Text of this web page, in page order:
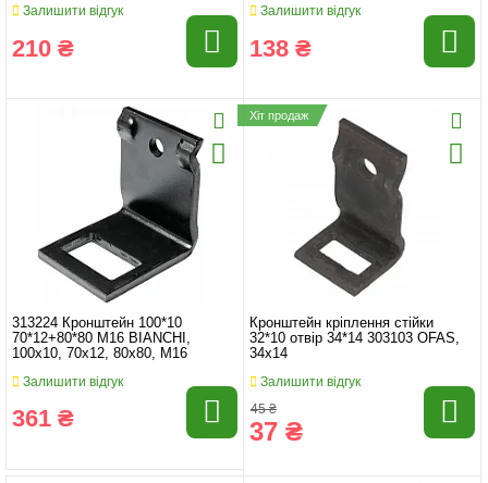
Залишити відгук
210 ₴
Залишити відгук
138 ₴
313224 Кронштейн 100*10
70*12+80*80 M16 BIANCHI,
100x10, 70x12, 80x80, M16
Залишити відгук
361 ₴
Хіт продаж
Кронштейн кріплення стійки
32*10 отвір 34*14 303103 OFAS,
34x14
Залишити відгук
45 ₴
37 ₴